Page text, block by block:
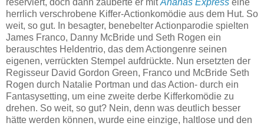
reserviert, doch dann zauberte er mitAnanas Express eine
herrlich verschrobene Kiffer-Actionkomödie aus dem Hut. So
weit, so gut. In besagter, benebelter Actionparodie spielten
James Franco, Danny McBride und Seth Rogen ein
berauschtes Heldentrio, das dem Actiongenre seinen
eigenen, verrückten Stempel aufdrückte. Nun ersetzten der
Regisseur David Gordon Green, Franco und McBride Seth
Rogen durch Natalie Portman und das Action- durch ein
Fantasysetting, um eine zweite derbe Kifferkomödie zu
drehen. So weit, so gut? Nein, denn was deutlich besser
hätte werden können, wurde eine einzige, haltlose und den